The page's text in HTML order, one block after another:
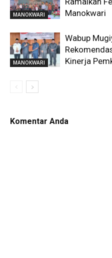
MANOKWARI
Manokwari
MANOKWARI
Wabup
Kinerja
Komentar Anda